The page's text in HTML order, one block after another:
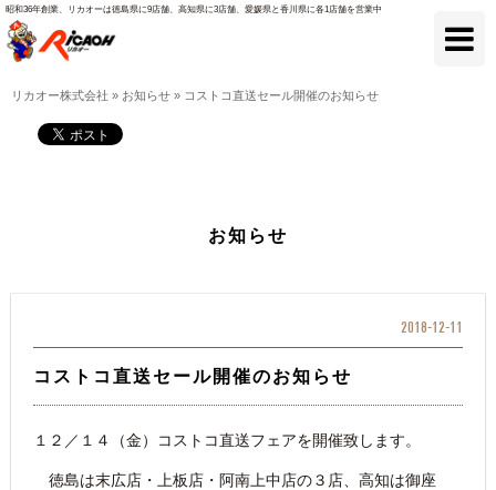
昭和36年創業、リカオーは徳島県に9店舗、高知県に3店舗、愛媛県と香川県に各1店舗を営業中
リカオー株式会社 » お知らせ » コストコ直送セール開催のお知らせ
お知らせ
2018-12-11
コストコ直送セール開催のお知らせ
１２／１４（金）コストコ直送フェアを開催致します。
徳島は末広店・上板店・阿南上中店の３店、高知は御座